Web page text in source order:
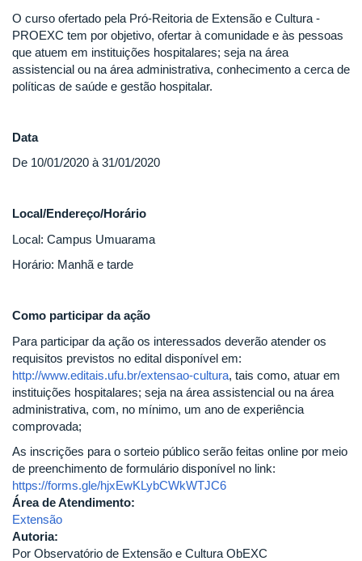
O curso ofertado pela Pró-Reitoria de Extensão e Cultura -
PROEXC tem por objetivo, ofertar à comunidade e às pessoas
que atuem em instituições hospitalares; seja na área
assistencial ou na área administrativa, conhecimento a cerca de
políticas de saúde e gestão hospitalar.
Data
De 10/01/2020 à 31/01/2020
Local/Endereço/Horário
Local: Campus Umuarama
Horário: Manhã e tarde
Como participar da ação
Para participar da ação os interessados deverão atender os
requisitos previstos no edital disponível em:
http://www.editais.ufu.br/extensao-cultura, tais como, atuar em
instituições hospitalares; seja na área assistencial ou na área
administrativa, com, no mínimo, um ano de experiência
comprovada;
As inscrições para o sorteio público serão feitas online por meio
de preenchimento de formulário disponível no link:
https://forms.gle/hjxEwKLybCWkWTJC6
Área de Atendimento:
Extensão
Autoria:
Por Observatório de Extensão e Cultura ObEXC